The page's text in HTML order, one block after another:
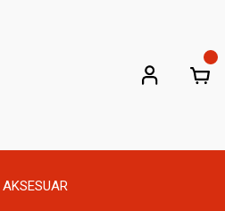
AKSESUAR